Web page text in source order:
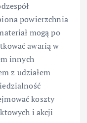
powierzchnia
mogą po
awarią w
innych
z udziałem
koszty
i akcji